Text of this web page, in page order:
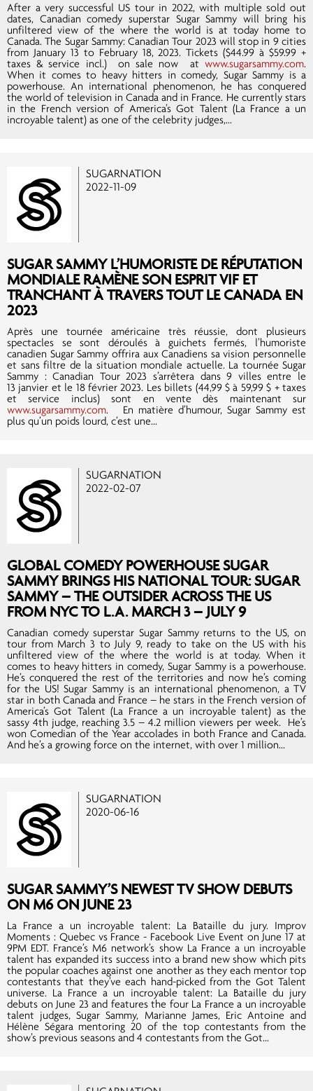
After a very successful US tour in 2022, with multiple sold out
dates, Canadian comedy superstar Sugar Sammy will bring his
unfiltered view of the where the world is at today home to
Canada. The Sugar Sammy: Canadian Tour 2023 will stop in 9 cities
from January 13 to February 18, 2023. Tickets ($44.99 à $59.99 +
taxes & service incl.) on sale now at www.sugarsammy.com.
When it comes to heavy hitters in comedy, Sugar Sammy is a
powerhouse. An international phenomenon, he has conquered
the world of television in Canada and in France. He currently stars
in the French version of America’s Got Talent (La France a un
incroyable talent) as one of the celebrity judges,...
SUGARNATION
2022-11-09
SUGAR SAMMY L’HUMORISTE DE RÉPUTATION
MONDIALE RAMÈNE SON ESPRIT VIF ET
TRANCHANT À TRAVERS TOUT LE CANADA EN
2023
Après une tournée américaine très réussie, dont plusieurs
spectacles se sont déroulés à guichets fermés, l’humoriste
canadien Sugar Sammy offrira aux Canadiens sa vision personnelle
et sans filtre de la situation mondiale actuelle. La tournée Sugar
Sammy : Canadian Tour 2023 s’arrêtera dans 9 villes entre le
13 janvier et le 18 février 2023. Les billets (44,99 $ à 59,99 $ + taxes
et service inclus) sont en vente dès maintenant sur
www.sugarsammy.com. En matière d’humour, Sugar Sammy est
plus qu’un poids lourd, c’est une...
SUGARNATION
2022-02-07
GLOBAL COMEDY POWERHOUSE SUGAR
SAMMY BRINGS HIS NATIONAL TOUR: SUGAR
SAMMY – THE OUTSIDER ACROSS THE US
FROM NYC TO L.A. MARCH 3 – JULY 9
Canadian comedy superstar Sugar Sammy returns to the US, on
tour from March 3 to July 9, ready to take on the US with his
unfiltered view of the where the world is at today. When it
comes to heavy hitters in comedy, Sugar Sammy is a powerhouse.
He’s conquered the rest of the territories and now he’s coming
for the US! Sugar Sammy is an international phenomenon, a TV
star in both Canada and France – he stars in the French version of
America’s Got Talent (La France a un incroyable talent) as the
sassy 4th judge, reaching 3.5 – 4.2 million viewers per week. He’s
won Comedian of the Year accolades in both France and Canada.
And he’s a growing force on the internet, with over 1 million...
SUGARNATION
2020-06-16
SUGAR SAMMY’S NEWEST TV SHOW DEBUTS
ON M6 ON JUNE 23
La France a un incroyable talent: La Bataille du jury. Improv
Moments : Quebec vs France - Facebook Live Event on June 17 at
9PM EDT. France’s M6 network’s show La France a un incroyable
talent has expanded its success into a brand new show which pits
the popular coaches against one another as they each mentor top
contestants that they’ve each hand-picked from the Got Talent
universe. La France a un incroyable talent: La Bataille du jury
debuts on June 23 and features the four La France a un incroyable
talent judges, Sugar Sammy, Marianne James, Eric Antoine and
Hélène Ségara mentoring 20 of the top contestants from the
show’s previous seasons and 4 contestants from the Got...